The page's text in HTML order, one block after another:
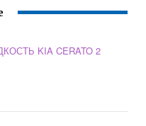
KIA CERATO 2